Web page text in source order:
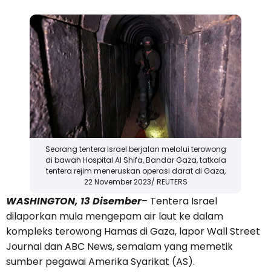
Seorang tentera Israel berjalan melalui terowong
di bawah Hospital Al Shifa, Bandar Gaza, tatkala
tentera rejim meneruskan operasi darat di Gaza,
22 November 2023/ REUTERS
WASHINGTON, 13 Disember– Tentera Israel
dilaporkan mula mengepam air laut ke dalam
kompleks terowong Hamas di Gaza, lapor Wall Street
Journal dan ABC News, semalam yang memetik
sumber pegawai Amerika Syarikat (AS).